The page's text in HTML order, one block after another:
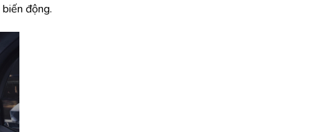
động.